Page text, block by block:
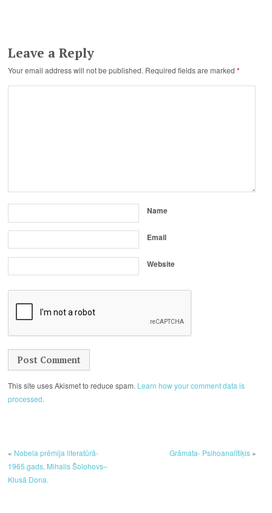
Leave a Reply
Your email address will not be published. Required fields are marked*
Name
Email
Website
This site uses Akismet to reduce spam. Learn how your comment data is
processed.
« Nobela prēmija literatūrā-
1965.gads, Mihails Šolohovs–
Klusā Dona.
Grāmata- Psihoanalītiķis»